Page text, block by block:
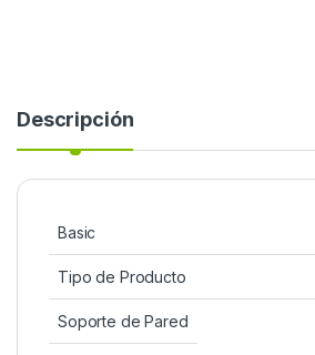
Descripción
Basic
Tipo de Producto
Soporte de Pared